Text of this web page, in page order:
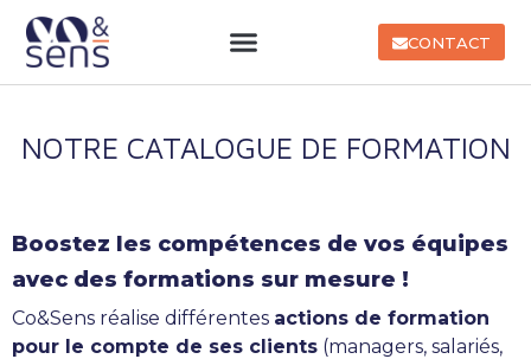
CONTACT
NOTRE CATALOGUE DE FORMATION
Boostez les compétences de vos équipes
avec des formations sur mesure !
Co&Sens réalise différentes actions de formation
pour le compte de ses clients (managers, salariés,